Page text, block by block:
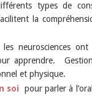
types de
la
les neurosciences
apprendre.
et physique.
soi pour parler à